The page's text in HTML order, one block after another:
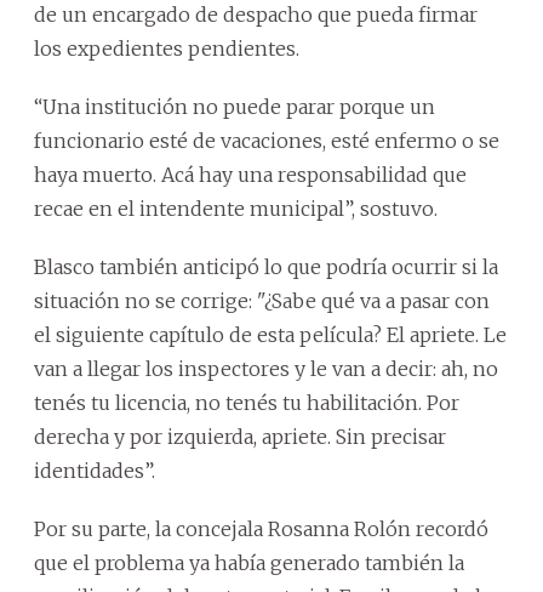
de un encargado de despacho que pueda firmar
los expedientes pendientes.
“Una institución no puede parar porque un
funcionario esté de vacaciones, esté enfermo o se
haya muerto. Acá hay una responsabilidad que
recae en el intendente municipal”, sostuvo.
Blasco también anticipó lo que podría ocurrir si la
situación no se corrige: "¿Sabe qué va a pasar con
el siguiente capítulo de esta película? El apriete. Le
van a llegar los inspectores y le van a decir: ah, no
tenés tu licencia, no tenés tu habilitación. Por
derecha y por izquierda, apriete. Sin precisar
identidades”.
Por su parte, la concejala Rosanna Rolón recordó
que el problema ya había generado también la